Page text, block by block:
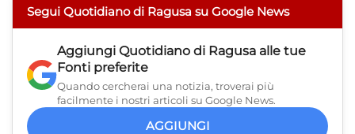
Segui Quotidiano di Ragusa su Google News
Aggiungi Quotidiano di Ragusa alle tue
Fonti preferite
Quando cercherai una notizia, troverai più
facilmente i nostri articoli su Google News.
AGGIUNGI